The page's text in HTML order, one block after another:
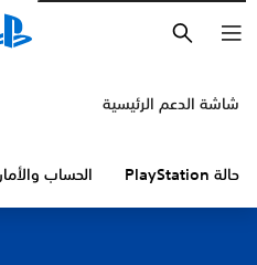
شاشة الدعم الرئيسية
حالة PlayStation الحساب والأمان